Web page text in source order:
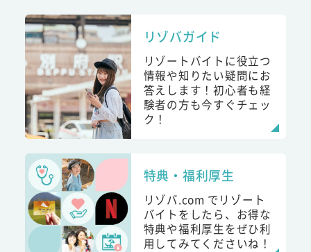
リゾバガイド
リゾートバイトに役立つ
情報や知りたい疑問にお
答えします！初心者も経
験者の方も今すぐチェッ
ク！
特典・福利厚生
リゾバ.com でリゾート
バイトをしたら、お得な
特典や福利厚生をぜひ利
用してみてくださいね！